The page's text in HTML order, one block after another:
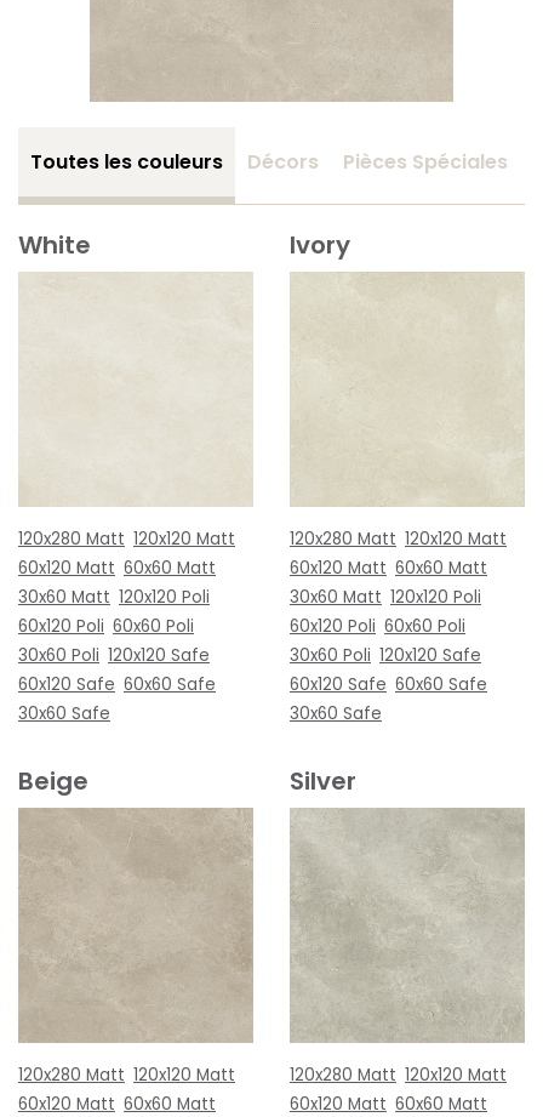
Toutes les couleurs Décors Pièces Spéciales
White
120x280 Matt 120x120 Matt
60x120 Matt 60x60 Matt
30x60 Matt 120x120 Poli
60x120 Poli 60x60 Poli
30x60 Poli 120x120 Safe
60x120 Safe 60x60 Safe
30x60 Safe
Ivory
120x280 Matt 120x120 Matt
60x120 Matt 60x60 Matt
30x60 Matt 120x120 Poli
60x120 Poli 60x60 Poli
30x60 Poli 120x120 Safe
60x120 Safe 60x60 Safe
30x60 Safe
Beige
120x280 Matt 120x120 Matt
60x120 Matt 60x60 Matt
Silver
120x280 Matt 120x120 Matt
60x120 Matt 60x60 Matt